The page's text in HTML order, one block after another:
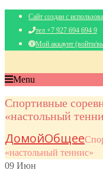
Сайт создан с
тел +7 927 694 694 9
Мой аккаунт (войти/
Menu
Спортивные
«настольный
ДомойОбщее
«настольный теннис»
09 Июн